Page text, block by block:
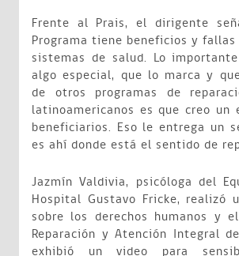
Frente al Prais, el dirigente
Programa tiene beneficios y
sistemas de salud. Lo
algo especial, que lo marca y
de otros programas de
latinoamericanos es que creo un
beneficiarios. Eso le entrega un
es ahí donde está el sentido de
Jazmín Valdivia, psicóloga del
Hospital Gustavo Fricke, realizó
sobre los derechos humanos y
Reparación y Atención Integral
exhibió un video para